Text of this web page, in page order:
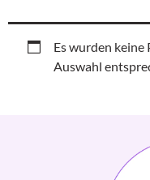
Es wurden
Auswahl